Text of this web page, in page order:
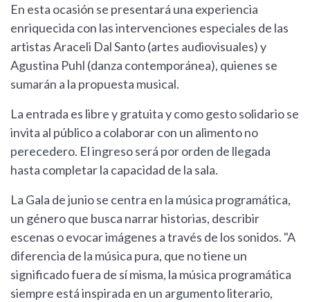
En esta ocasión se presentará una experiencia
enriquecida con las intervenciones especiales de las
artistas Araceli Dal Santo (artes audiovisuales) y
Agustina Puhl (danza contemporánea), quienes se
sumarán a la propuesta musical.
La entrada es libre y gratuita y como gesto solidario se
invita al público a colaborar con un alimento no
perecedero. El ingreso será por orden de llegada
hasta completar la capacidad de la sala.
La Gala de junio se centra en la música programática,
un género que busca narrar historias, describir
escenas o evocar imágenes a través de los sonidos. "A
diferencia de la música pura, que no tiene un
significado fuera de sí misma, la música programática
siempre está inspirada en un argumento literario,